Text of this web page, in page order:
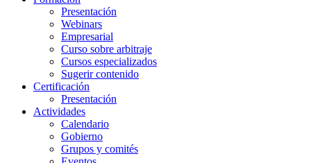
Presentación
Webinars
Empresarial
Curso sobre arbitraje
Cursos especializados
Sugerir contenido
Certificación
Presentación
Actividades
Calendario
Gobierno
Grupos y comités